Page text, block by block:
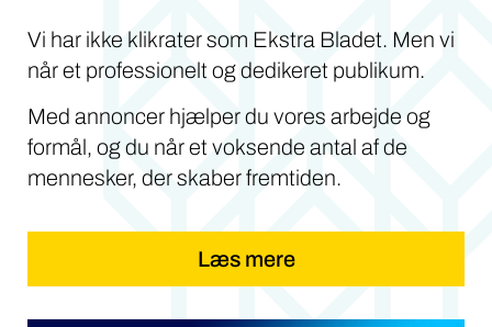
Vi har ikke klikrater som Ekstra Bladet. Men vi
når et professionelt og dedikeret publikum.
Med annoncer hjælper du vores arbejde og
formål, og du når et voksende antal af de
mennesker, der skaber fremtiden.
Læs mere